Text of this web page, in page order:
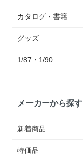
カタログ・書籍
グッズ
1/87・1/90
メーカーから探す
新着商品
特価品